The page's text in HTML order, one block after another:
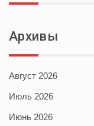
Архивы
Август 2026
Июль 2026
Июнь 2026